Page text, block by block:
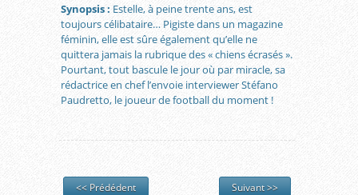
Synopsis : Estelle, à peine trente ans, est
toujours célibataire… Pigiste dans un magazine
féminin, elle est sûre également qu’elle ne
quittera jamais la rubrique des « chiens écrasés ».
Pourtant, tout bascule le jour où par miracle, sa
rédactrice en chef l’envoie interviewer Stéfano
Paudretto, le joueur de football du moment !
<< Prédédent Suivant >>